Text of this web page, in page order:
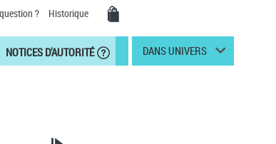
? Historique
NOTICES D'AUTORITÉ DANS UNIVERS